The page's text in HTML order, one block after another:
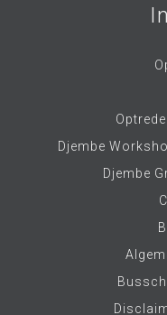
Djembe
Djembe